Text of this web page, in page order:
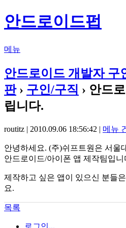
안드로이드펍
메뉴
안드로이드 개발자 구
판› 구인/구직 › 안드
립니다.
routitz | 2010.09.06 18:56:42 | 메뉴
안녕하세요. (주)쉬프트원은 서울
안드로이드/아이폰 앱 제작팀입니
제작하고 싶은 앱이 있으신 분들은
요.
목록
로그인...